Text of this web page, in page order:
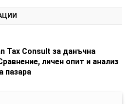
Tax Consult за данъчна
личен опит и анализ
пазара